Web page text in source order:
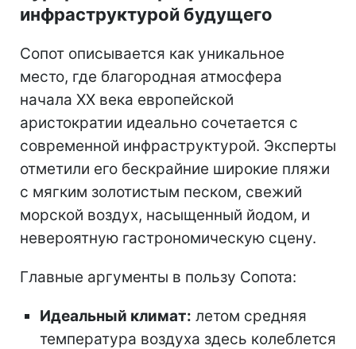
инфраструктурой будущего
Сопот описывается как уникальное
место, где благородная атмосфера
начала XX века европейской
аристократии идеально сочетается с
современной инфраструктурой. Эксперты
отметили его бескрайние широкие пляжи
с мягким золотистым песком, свежий
морской воздух, насыщенный йодом, и
невероятную гастрономическую сцену.
Главные аргументы в пользу Сопота:
Идеальный климат: летом средняя
температура воздуха здесь колеблется